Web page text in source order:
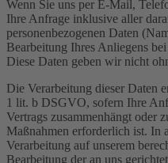
Wenn Sie uns per E-Mail,
Ihre Anfrage inklusive aller
personenbezogenen Daten
Bearbeitung Ihres Anliegens
Diese Daten geben wir nicht
Die Verarbeitung dieser Daten
1 lit. b DSGVO, sofern Ihre
Vertrags zusammenhängt oder
Maßnahmen erforderlich ist. In
Verarbeitung auf unserem
Bearbeitung der an uns